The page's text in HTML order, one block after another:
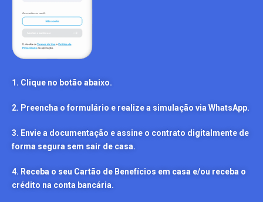
1. Clique no botão abaixo.
2. Preencha o formulário e realize a simulação via WhatsApp.
3. Envie a documentação e assine o contrato digitalmente de
forma segura sem sair de casa.
4. Receba o seu Cartão de Benefícios em casa e/ou receba o
crédito na conta bancária.